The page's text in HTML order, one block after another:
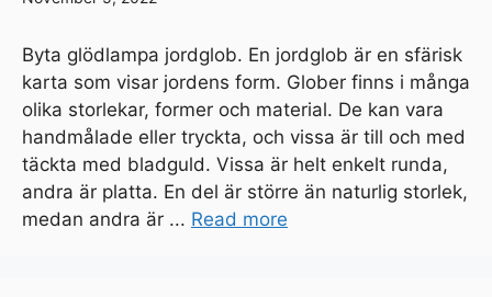
Byta glödlampa jordglob. En jordglob är en sfärisk
karta som visar jordens form. Glober finns i många
olika storlekar, former och material. De kan vara
handmålade eller tryckta, och vissa är till och med
täckta med bladguld. Vissa är helt enkelt runda,
andra är platta. En del är större än naturlig storlek,
medan andra är ... Read more